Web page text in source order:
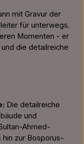
mit Gravur der
für unterwegs.
Momenten - er
die detailreiche
Die detailreiche
und
Ahmed-
hin zur Bosporus-